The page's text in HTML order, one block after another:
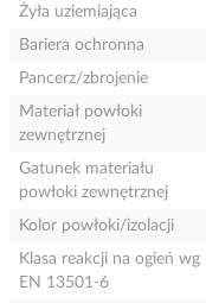
Żyła uziemiająca
Bariera ochronna
Pancerz/zbrojenie
Materiał powłoki
zewnętrznej
Gatunek materiału
powłoki zewnętrznej
Kolor powłoki/izolacji
Klasa reakcji na ogień wg
EN 13501-6